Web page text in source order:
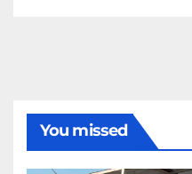
You missed